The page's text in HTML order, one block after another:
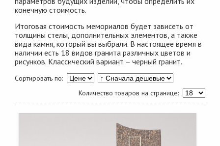
конечную стоимость.
Итоговая стоимость мемориалов будет зависеть от
толщины стелы, дополнительных элементов, а также
вида камня, который вы выбрали. В настоящее время в
наличии есть 18 видов гранита различных цветов и
рисунков. Классический вариант – черный гранит.
Сортировать по:
Количество товаров на странице: